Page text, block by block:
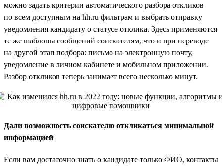
можно задать критерии автоматического разбора откликов
по всем доступным на hh.ru фильтрам и выбрать отправку
уведомления кандидату о статусе отклика. Здесь применяются
те же шаблоны сообщений соискателям, что и при переводе
на другой этап подбора: письмо на электронную почту,
уведомление в личном кабинете и мобильном приложении.
Разбор откликов теперь занимает всего несколько минут.
Дали возможность соискателю откликаться минимальной
информацией
Если вам достаточно знать о кандидате только ФИО, контакты